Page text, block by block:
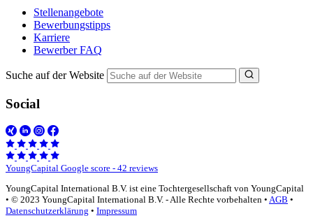
Stellenangebote
Bewerbungstipps
Karriere
Bewerber FAQ
Suche auf der Website
Social
YoungCapital Google score - 42 reviews
YoungCapital International B.V. ist eine Tochtergesellschaft von YoungCapital
• © 2023 YoungCapital International B.V. - Alle Rechte vorbehalten • AGB •
Datenschutzerklärung • Impressum